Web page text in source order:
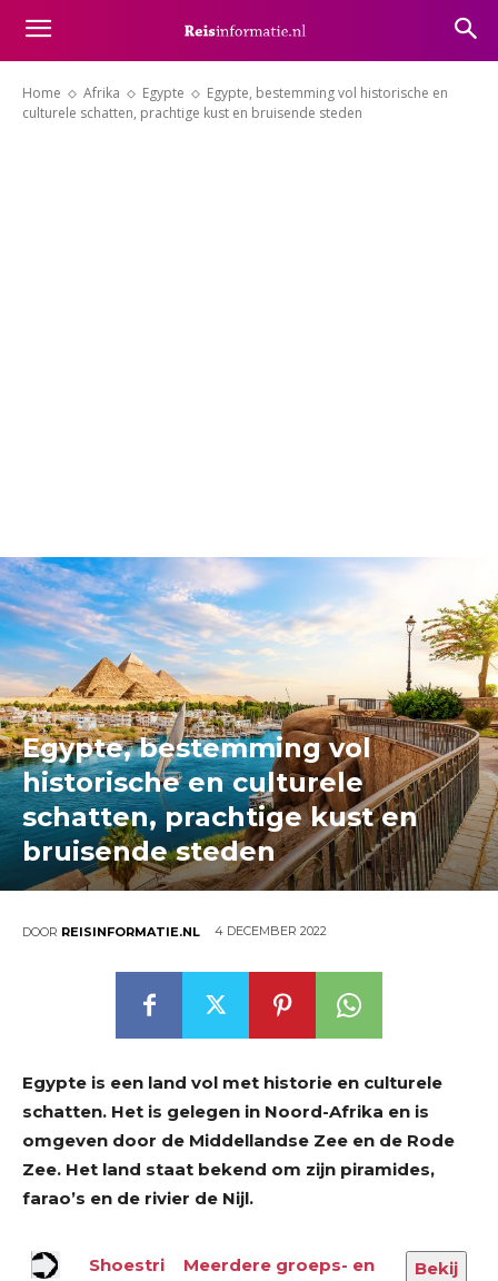
Home Afrika Egypte
Egypte, bestemming vol historische en
culturele schatten, prachtige kust en bruisende steden
Egypte, bestemming vol
historische en culturele
schatten, prachtige kust en
bruisende steden
DOOR REISINFORMATIE.NL 4 DECEMBER 2022
Egypte is een land vol met historie en culturele
schatten. Het is gelegen in Noord-Afrika en is
omgeven door de Middellandse Zee en de Rode
Zee. Het land staat bekend om zijn piramides,
farao’s en de rivier de Nijl.
Shoestri
Meerdere groeps- en
Bekij